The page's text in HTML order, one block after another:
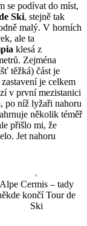
se podívat do míst,
Ski, stejně tak
malý. V horních
ale ta
klesá z
Zejména
těžká) část je
je celkem
v první mezistanici
po níž lyžaři nahoru
několik téměř
přišlo mi, že
Jet nahoru
Alpe Cermis – tady
končí Tour de
Ski